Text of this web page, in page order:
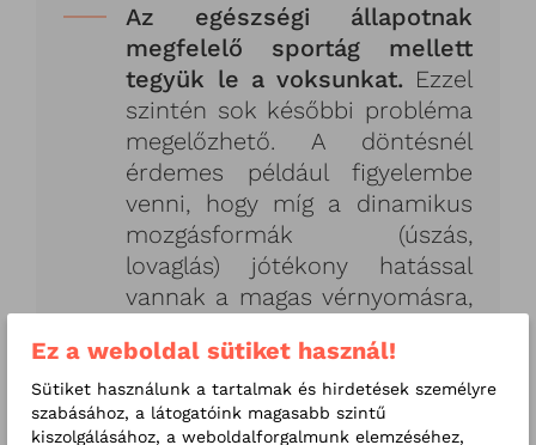
Az egészségi állapotnak
megfelelő sportág mellett
tegyük le a voksunkat. Ezzel
szintén sok későbbi probléma
megelőzhető. A döntésnél
érdemes például figyelembe
venni, hogy míg a dinamikus
mozgásformák (úszás,
lovaglás) jótékony hatással
vannak a magas vérnyomásra,
(birkózás, boksz) súlyosan
megemelhetik azt.
A versenysport lelkileg is
Ez a weboldal sütiket használ!
Sütiket használunk a tartalmak és hirdetések személyre
szabásához, a látogatóink magasabb szintű
kiszolgálásához, a weboldalforgalmunk elemzéséhez,